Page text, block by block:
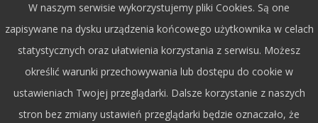
W naszym serwisie wykorzystujemy pliki Cookies. Są one
zapisywane na dysku urządzenia końcowego użytkownika w celach
statystycznych oraz ułatwienia korzystania z serwisu. Możesz
określić warunki przechowywania lub dostępu do cookie w
ustawieniach Twojej przeglądarki. Dalsze korzystanie z naszych
stron bez zmiany ustawień przeglądarki będzie oznaczało, że